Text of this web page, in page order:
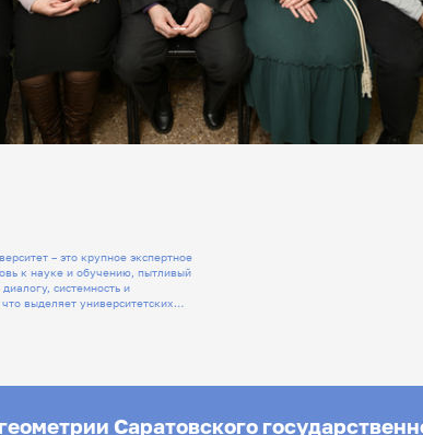
– это крупное экспертное
к науке и обучению, пытливый
выделяет университетских
Саратовского